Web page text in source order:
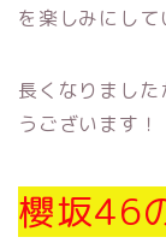
を楽しみにして
長くなりまし
うございます！
櫻坂46